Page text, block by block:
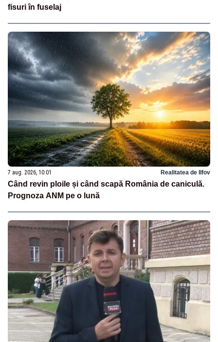
fisuri în fuselaj
7 aug. 2026, 10:01 Realitatea de Ilfov
Când revin ploile și când scapă România de caniculă.
Prognoza ANM pe o lună